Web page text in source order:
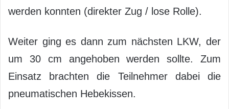
werden konnten (direkter Zug / lose Rolle).
Weiter ging es dann zum nächsten LKW, der
um 30 cm angehoben werden sollte. Zum
Einsatz brachten die Teilnehmer dabei die
pneumatischen Hebekissen.